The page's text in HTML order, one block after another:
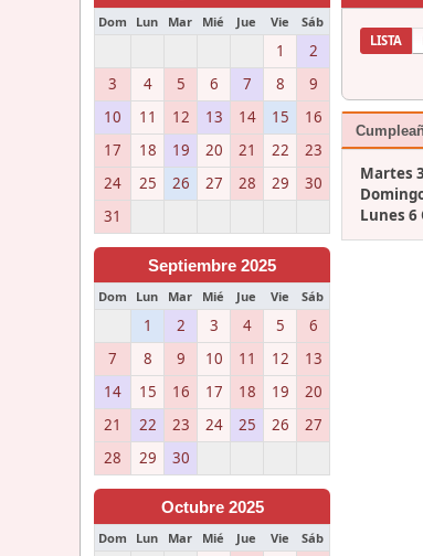
Dom Lun Mar Mié Jue Vie Sáb
1
2
3
4 5 6 7 8
9
10
11 12 13 14 15
16
17
18 19 20 21 22
23
24
25 26 27 28 29
30
31
Septiembre 2025
Dom Lun Mar Mié Jue Vie Sáb
1 2 3 4 5
6
7
8 9 10 11 12
13
14
15 16 17 18 19
20
21
22 23 24 25 26
27
28
29 30
Octubre 2025
Dom Lun Mar Mié Jue Vie Sáb
LISTA
Martes
Lunes